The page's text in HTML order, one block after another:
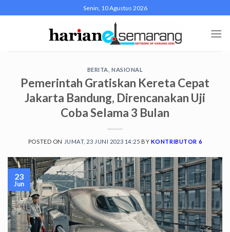
to
Senin, 10 Agustus 2026
BERITA NASIONAL
Pemerintah Gratiskan Kereta Cepat
Jakarta Bandung, Direncanakan Uji
Coba Selama 3 Bulan
POSTED ON JUMAT, 23 JUNI 2023 14:25 BY KONTRIBUTOR 6
23
Jun